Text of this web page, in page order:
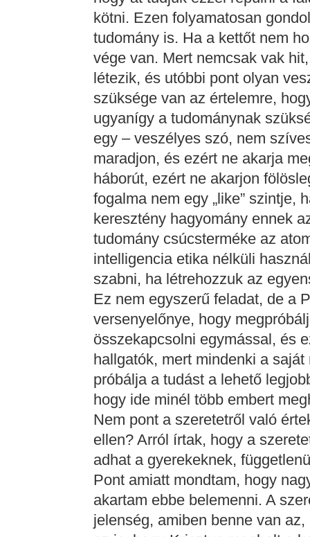
kötni. Ezen folyamatosan
tudomány is. Ha a kettőt nem
vége van. Mert nemcsak vak
létezik, és utóbbi pont olyan
szüksége van az értelemre,
ugyanígy a tudománynak
egy – veszélyes szó, nem
maradjon, és ezért ne akarja
háborút, ezért ne akarjon
fogalma nem egy „like” szintje,
keresztény hagyomány ennek
tudomány csúcsterméke az
intelligencia etika nélküli
szabni, ha létrehozzuk az
Ez nem egyszerű feladat, de a
versenyelőnye, hogy
összekapcsolni egymással, és
hallgatók, mert mindenki a
próbálja a tudást a lehető
hogy ide minél több embert
Nem pont a szeretetről való
ellen? Arról írtak, hogy a
adhat a gyerekeknek,
Pont amiatt mondtam, hogy
akartam ebbe belemenni. A
jelenség, amiben benne van